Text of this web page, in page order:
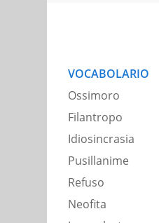
VOCABOLARIO
Ossimoro
Filantropo
Idiosincrasia
Pusillanime
Refuso
Neofita